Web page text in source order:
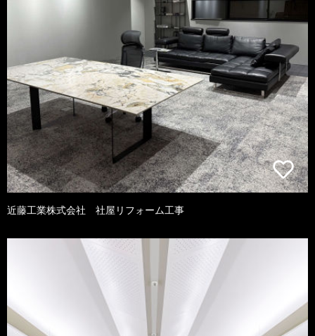
近藤工業株式会社 社屋リフォーム工事